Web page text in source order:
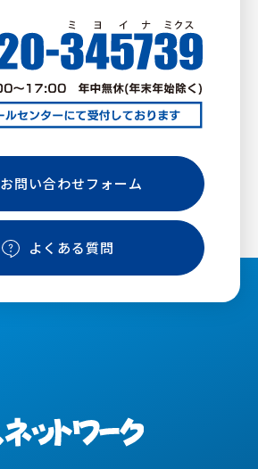
お問い合わせフォーム
よくある質問